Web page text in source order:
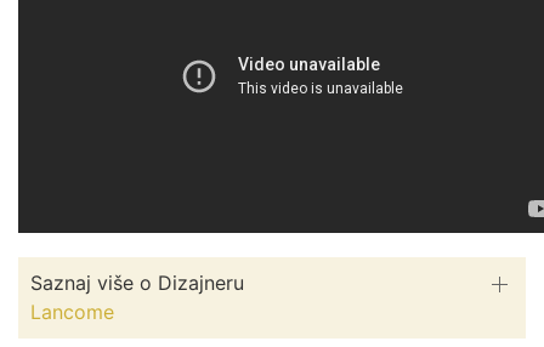
Saznaj više o Dizajneru
Lancome